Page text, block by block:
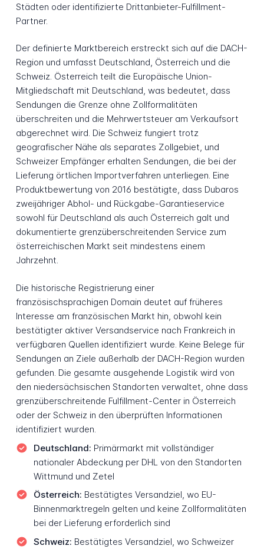
Städten oder identifizierte Drittanbieter-Fulfillment-
Partner.
Der definierte Marktbereich erstreckt sich auf die DACH-
Region und umfasst Deutschland, Österreich und die
Schweiz. Österreich teilt die Europäische Union-
Mitgliedschaft mit Deutschland, was bedeutet, dass
Sendungen die Grenze ohne Zollformalitäten
überschreiten und die Mehrwertsteuer am Verkaufsort
abgerechnet wird. Die Schweiz fungiert trotz
geografischer Nähe als separates Zollgebiet, und
Schweizer Empfänger erhalten Sendungen, die bei der
Lieferung örtlichen Importverfahren unterliegen. Eine
Produktbewertung von 2016 bestätigte, dass Dubaros
zweijähriger Abhol- und Rückgabe-Garantieservice
sowohl für Deutschland als auch Österreich galt und
dokumentierte grenzüberschreitenden Service zum
österreichischen Markt seit mindestens einem
Jahrzehnt.
Die historische Registrierung einer
französischsprachigen Domain deutet auf früheres
Interesse am französischen Markt hin, obwohl kein
bestätigter aktiver Versandservice nach Frankreich in
verfügbaren Quellen identifiziert wurde. Keine Belege für
Sendungen an Ziele außerhalb der DACH-Region wurden
gefunden. Die gesamte ausgehende Logistik wird von
den niedersächsischen Standorten verwaltet, ohne dass
grenzüberschreitende Fulfillment-Center in Österreich
oder der Schweiz in den überprüften Informationen
identifiziert wurden.
Deutschland: Primärmarkt mit vollständiger
nationaler Abdeckung per DHL von den Standorten
Wittmund und Zetel
Österreich: Bestätigtes Versandziel, wo EU-
Binnenmarktregeln gelten und keine Zollformalitäten
bei der Lieferung erforderlich sind
Schweiz: Bestätigtes Versandziel, wo Schweizer